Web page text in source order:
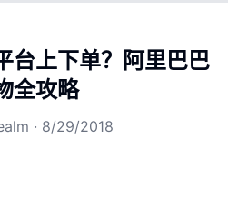
台上下单？阿里巴巴
全攻略
· 8/29/2018